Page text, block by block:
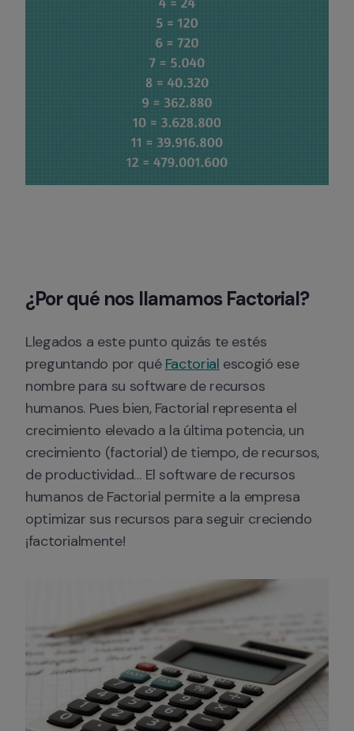
¿Por qué nos llamamos Factorial?
Llegados a este punto quizás te estés
preguntando por qué Factorial escogió ese
nombre para su software de recursos
humanos. Pues bien, Factorial representa el
crecimiento elevado a la última potencia, un
crecimiento (factorial) de tiempo, de recursos,
de productividad… El software de recursos
humanos de Factorial permite a la empresa
optimizar sus recursos para seguir creciendo
¡factorialmente!